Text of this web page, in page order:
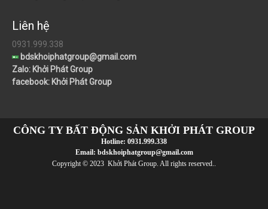
Liên hệ
0931.999.338
bdskhoiphatgroup@gmail.com
Zalo: Khởi Phát Group
facebook: Khởi Phát Group
CÔNG TY BẤT ĐỘNG SẢN KHỞI PHÁT GROUP
Hotline: 0931.999.338
Email: bdskhoiphatgroup@gmail.com
Copyright © 2023 Khởi Phát Group. All rights reserved..